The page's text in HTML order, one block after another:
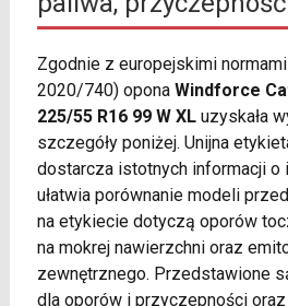
Zgodnie z europejskimi
2020/740) opona Windforce
225/55 R16 99 W XLuzyskała
szczegóły poniżej. Unijna
dostarcza istotnych informacji o
ułatwia porównanie modeli
na etykiecie dotyczą oporów
na mokrej nawierzchni oraz
zewnętrznego. Przedstawione
dla oporów i przyczepności